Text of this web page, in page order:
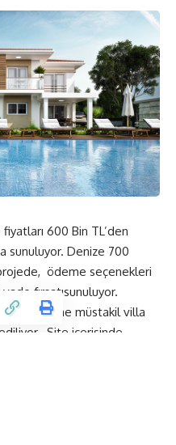
fiyatları 600 Bin TL’den
sunuluyor. Denize 700
ödeme seçenekleri
fırsatısunuluyor.
1 tane müstakil villa
Site içerisinde